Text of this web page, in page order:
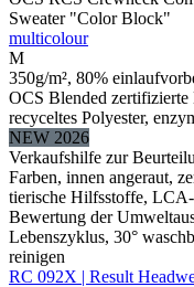
Sweater "Color Block"
multicolour
M
350g/m², 80%
OCS Blended
recyceltes Polyester,
NEW 2026
Verkaufshilfe zur
Farben, innen angeraut,
tierische Hilfsstoffe,
Bewertung der
Lebenszyklus, 30°
reinigen
RC 092X | Result